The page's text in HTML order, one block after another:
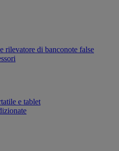
rilevatore di banconote false
e tablet